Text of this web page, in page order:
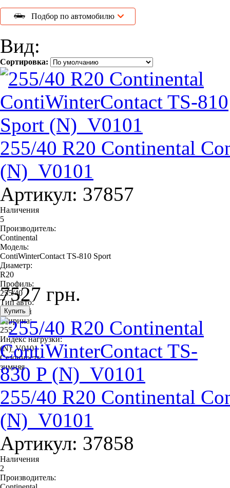
Подбор по автомобилю
Вид:
Сортировка:
255/40 R20 Continental
(N)_V0101
Артикул: 37857
Наличения
5
Производитель:
Continental
Модель:
ContiWinterContact TS-810 Sport
Диаметр:
R20
Профиль:
255/40
Тип авто:
легковой
Ширина:
255
Индекс нагрузки:
(N)_V0101
Сезонность:
зимняя
7527 грн.
255/40 R20 Continental
(N)_V0101
Артикул: 37858
Наличения
2
Производитель: